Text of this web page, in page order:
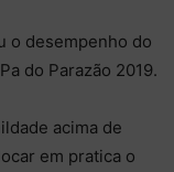
o desempenho do
do Parazão 2019.
acima de
em pratica o